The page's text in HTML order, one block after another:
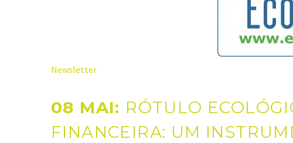
Newsletter
08 MAI: RÓTULO
FINANCEIRA: UM